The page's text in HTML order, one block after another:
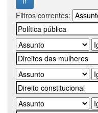
Filtros correntes: